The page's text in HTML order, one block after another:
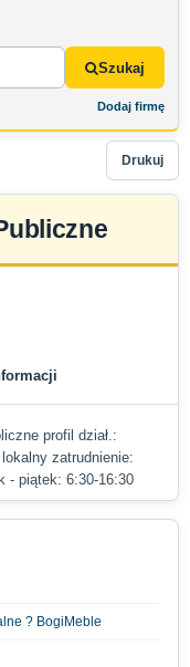
Szukaj
Dodaj firmę
Drukuj
profil dział.:
zatrudnienie:
- piątek: 6:30-16:30
? BogiMeble